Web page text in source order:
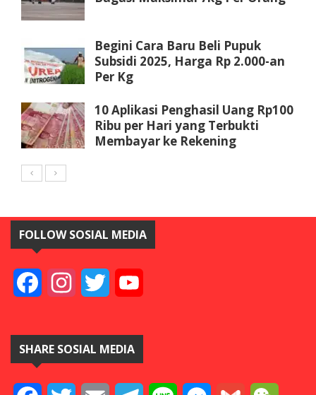
Begini Cara Baru Beli Pupuk
Subsidi 2025, Harga Rp 2.000-an
Per Kg
10 Aplikasi Penghasil Uang Rp100
Ribu per Hari yang Terbukti
Membayar ke Rekening
FOLLOW SOSIAL MEDIA
FacebookInstagramTwitter
SHARE SOSIAL MEDIA